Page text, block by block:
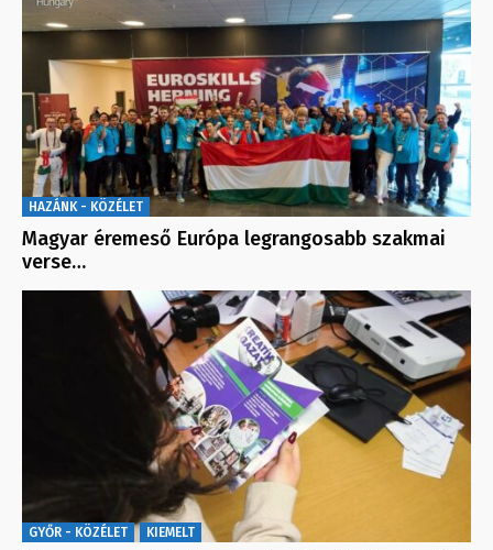
HAZÁNK - KÖZÉLET
Magyar éremeső Európa legrangosabb szakmai
verse…
GYŐR - KÖZÉLET KIEMELT